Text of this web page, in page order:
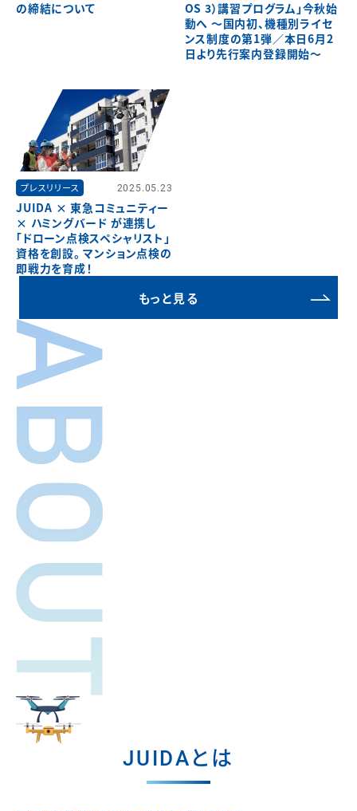
の締結について
OS 3）講習プログラム」今秋始
動へ ～国内初、機種別ライセ
ンス制度の第1弾／本日6月2
日より先行案内登録開始～
プレスリリース 2025.05.23
JUIDA × 東急コミュニティー
× ハミングバード が連携し
「ドローン点検スペシャリスト」
資格を創設。 マンション点検の
即戦力を育成！
もっと見る
JUIDAとは